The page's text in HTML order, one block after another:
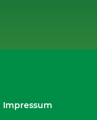
Impressum